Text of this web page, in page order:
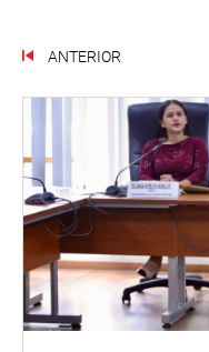
ANTERIOR